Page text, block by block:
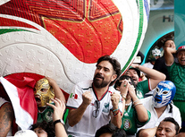
вчера, 14:20Генпрокурором
США стал Тодд Бланш
вчера, 13:37 Пляжи
Геленджика закрыты из-за
опасности БПЛА
вчера, 13:03Испания ввела